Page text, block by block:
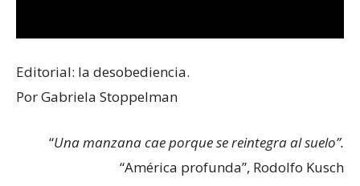
Editorial: la desobediencia.
Por Gabriela Stoppelman
“Una manzana cae porque se reintegra al suelo”.
“América profunda”, Rodolfo Kusch